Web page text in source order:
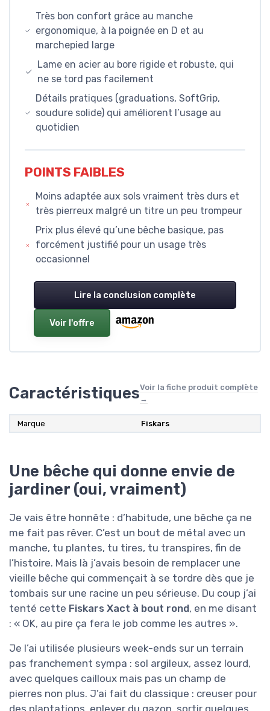
Très bon confort grâce au manche
ergonomique, à la poignée en D et au
marchepied large
Lame en acier au bore rigide et robuste, qui
ne se tord pas facilement
Détails pratiques (graduations, SoftGrip,
soudure solide) qui améliorent l’usage au
quotidien
POINTS FAIBLES
Moins adaptée aux sols vraiment très durs et
très pierreux malgré un titre un peu trompeur
Prix plus élevé qu’une bêche basique, pas
forcément justifié pour un usage très
occasionnel
Lire la conclusion complète
Voir l'offre
CaractéristiquesVoir la fiche produit complète
→
Marque Fiskars
Une bêche qui donne envie de
jardiner (oui, vraiment)
Je vais être honnête : d’habitude, une bêche ça ne
me fait pas rêver. C’est un bout de métal avec un
manche, tu plantes, tu tires, tu transpires, fin de
l’histoire. Mais là j’avais besoin de remplacer une
vieille bêche qui commençait à se tordre dès que je
tombais sur une racine un peu sérieuse. Du coup j’ai
tenté cette Fiskars Xact à bout rond, en me disant
: « OK, au pire ça fera le job comme les autres ».
Je l’ai utilisée plusieurs week-ends sur un terrain
pas franchement sympa : sol argileux, assez lourd,
avec quelques cailloux mais pas un champ de
pierres non plus. J’ai fait du classique : creuser pour
des plantations, enlever du gazon, sortir quelques